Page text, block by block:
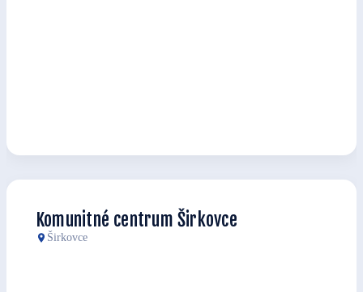
Komunitné centrum Širkovce
Širkovce